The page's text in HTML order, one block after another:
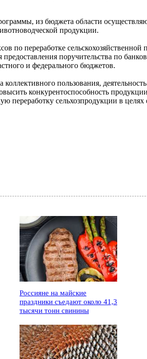
из бюджета области
продукции.
по переработке
поручительства по
и федерального бюджетов.
пользования,
конкурентоспособность
переработку сельхозпродукции в целях
Россияне на майские
праздники съедают около 41,3
тысячи тонн свинины